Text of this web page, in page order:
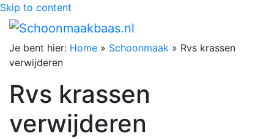
Skip to content
Je bent hier: Home » Schoonmaak » Rvs krassen
verwijderen
Rvs krassen
verwijderen